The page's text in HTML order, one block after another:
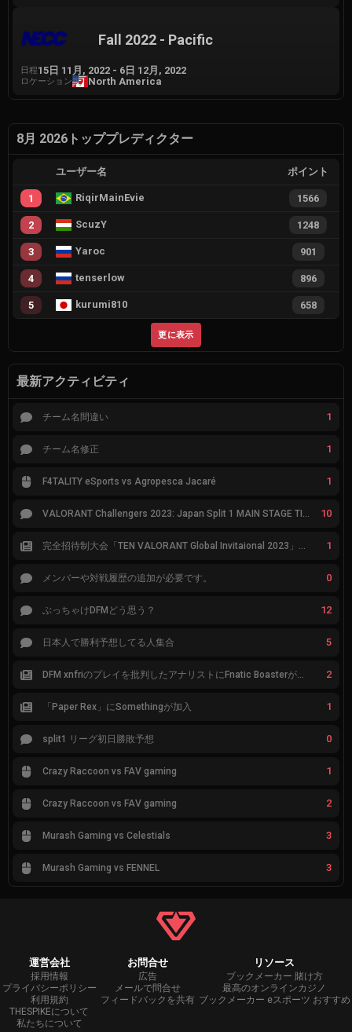
Fall 2022 - Pacific
日程15日 11月, 2022 - 6日 12月, 2022
ロケーション North America
8月 2026トッププレディクター
ユーザー名 ポイント
1 RiqirMainEvie 1566
2 ScuzY 1248
3 Yaroc 901
4 tenserlow 896
5 kurumi810 658
更に表示
最新アクティビティ
チーム名間違い 1
チーム名修正 1
F4TALITY eSports vs Agropesca Jacaré 1
VALORANT Challengers 2023: Japan Split 1 MAIN STAGE TIER表 10
完全招待制大会「TEN VALORANT Global Invitaional 2023」が韓国で開催 1
メンバーや対戦履歴の追加が必要です。 0
ぶっちゃけDFMどう思う？ 12
日本人で勝利予想してる人集合 5
DFM xnfriのプレイを批判したアナリストにFnatic Boasterが反応「DFMは仕組みの強化が必要なだけ」 2
「Paper Rex」にSomethingが加入 1
split1 リーグ初日勝敗予想 0
Crazy Raccoon vs FAV gaming 1
Crazy Raccoon vs FAV gaming 2
Murash Gaming vs Celestials 3
Murash Gaming vs FENNEL 3
運営会社
採用情報
プライバシーポリシー
利用規約
THESPIKEについて
私たちについて
お問合せ
広告
メールで問合せ
フィードバックを共有
リソース
ブックメーカー 賭け方
最高のオンラインカジノ
ブックメーカー eスポーツ おすすめ